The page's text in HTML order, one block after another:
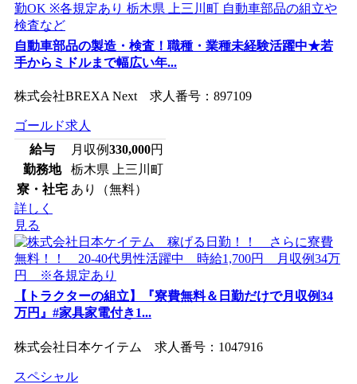
自動車部品の製造・検査！職種・業種未経験活躍中★若
手からミドルまで幅広い年...
株式会社BREXA Next 求人番号：897109
ゴールド求人
給与
月収例330,000円
勤務地
栃木県 上三川町
寮・社宅 あり（無料）
詳しく
見る
【トラクターの組立】『寮費無料＆日勤だけで月収例34
万円』#家具家電付き1...
株式会社日本ケイテム 求人番号：1047916
スペシャル